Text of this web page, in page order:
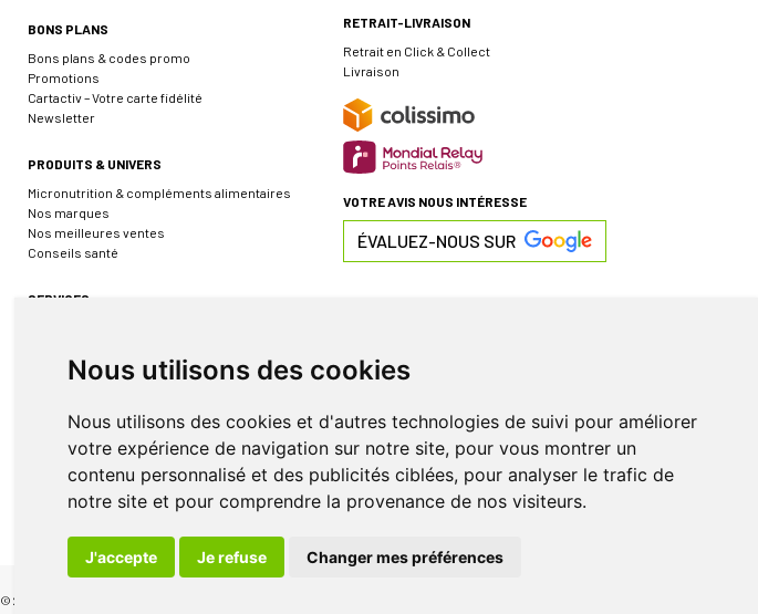
Nous utilisons des cookies
Nous utilisons des cookies et d'autres technologies de suivi pour améliorer
votre expérience de navigation sur notre site, pour vous montrer un
contenu personnalisé et des publicités ciblées, pour analyser le trafic de
notre site et pour comprendre la provenance de nos visiteurs.
J'accepte Je refuse Changer mes préférences
BONS PLANS
Bons plans & codes promo
Promotions
Cartactiv – Votre carte fidélité
Newsletter
PRODUITS & UNIVERS
Micronutrition & compléments alimentaires
Nos marques
Nos meilleures ventes
Conseils santé
SERVICES
Événements
INFORMATIONS
Rappel de produit
RETRAIT-LIVRAISON
Retrait en Click & Collect
Livraison
VOTRE AVIS NOUS INTÉRESSE
ÉVALUEZ-NOUS SUR
© 2026 Pharmacie de Sauternes